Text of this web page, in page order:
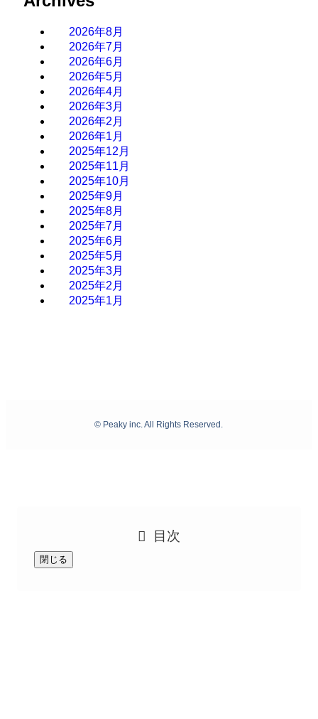
2026年8月
2026年7月
2026年6月
2026年5月
2026年4月
2026年3月
2026年2月
2026年1月
2025年12月
2025年11月
2025年10月
2025年9月
2025年8月
2025年7月
2025年6月
2025年5月
2025年3月
2025年2月
2025年1月
© Peaky inc. All Rights Reserved.
目次
閉じる